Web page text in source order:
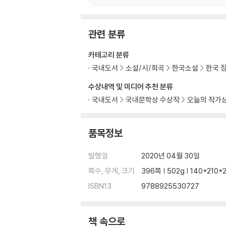
관련 분류
수상내역 및 미디어 추천 분류
국내도서
국내문학상 수상작 오늘의 작가
카테고리 분류
국내도서
소설/시/희곡 한국소설 한국
품목정보
발행일
2020년 04월 30일
쪽수, 무게, 크기
396쪽 | 502g |
ISBN13
9788925530727
책 속으로